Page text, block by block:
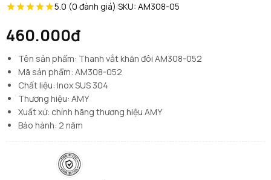
5.0 (0 đánh giá)|SKU: AM308-05
460.000đ
Tên sản phẩm: Thanh vắt khăn đôi AM308-052
Mã sản phẩm: AM308-052
Chất liệu: Inox SUS 304
Thương hiệu: AMY
Xuất xứ: chính hãng thương hiệu AMY
Bảo hành: 2 năm